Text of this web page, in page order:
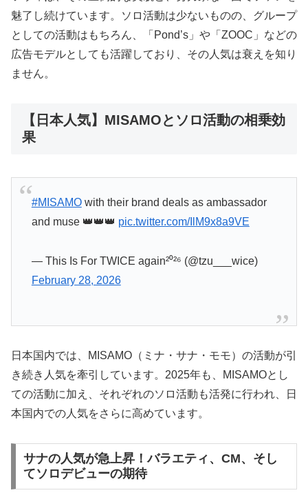
魅了し続けています。ソロ活動は少ないものの、グループ
としての活動はもちろん、「Pond’s」や「ZOOC」などの
広告モデルとしても活躍しており、その人気は衰えを知り
ません。
【日本人気】MISAMOとソロ活動の相乗効
果
#MISAMOwith their brand deals as ambassador
and muse 👑👑👑 pic.twitter.com/IlM9x8a9VE
— This Is For TWICE again²⁰²⁶ (@tzu___wice)
February 28, 2026
日本国内では、MISAMO（ミナ・サナ・モモ）の活動が引
き続き人気を牽引しています。2025年も、MISAMOとし
ての活動に加え、それぞれのソロ活動も活発に行われ、日
本国内での人気をさらに高めています。
サナの人気が急上昇！バラエティ、CM、そし
てソロデビューの期待